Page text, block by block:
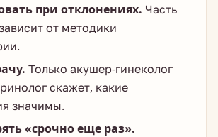
при отклонениях. Часть
от методики
Только акушер-гинеколог
скажет, какие
значимы.
«срочно еще раз».